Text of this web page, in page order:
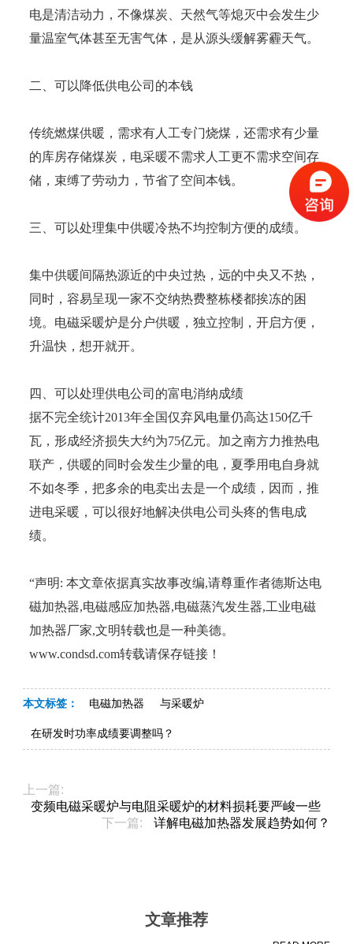
电是清洁动力，不像煤炭、天然气等熄灭中会发生少
量温室气体甚至无害气体，是从源头缓解雾霾天气。
二、可以降低供电公司的本钱
传统燃煤供暖，需求有人工专门烧煤，还需求有少量
的库房存储煤炭，电采暖不需求人工更不需求空间存
储，束缚了劳动力，节省了空间本钱。
三、可以处理集中供暖冷热不均控制方便的成绩。
集中供暖间隔热源近的中央过热，远的中央又不热，
同时，容易呈现一家不交纳热费整栋楼都挨冻的困
境。电磁采暖炉是分户供暖，独立控制，开启方便，
升温快，想开就开。
四、可以处理供电公司的富电消纳成绩
据不完全统计2013年全国仅弃风电量仍高达150亿千
瓦，形成经济损失大约为75亿元。加之南方力推热电
联产，供暖的同时会发生少量的电，夏季用电自身就
不如冬季，把多余的电卖出去是一个成绩，因而，推
进电采暖，可以很好地解决供电公司头疼的售电成
绩。
“声明: 本文章依据真实故事改编,请尊重作者德斯达电
磁加热器,电磁感应加热器,电磁蒸汽发生器,工业电磁
加热器厂家,文明转载也是一种美德。
www.condsd.com转载请保存链接！
本文标签： 电磁加热器 与采暖炉
在研发时功率成绩要调整吗？
上一篇:
变频电磁采暖炉与电阻采暖炉的材料损耗要严峻一些
下一篇:
详解电磁加热器发展趋势如何？
文章推荐